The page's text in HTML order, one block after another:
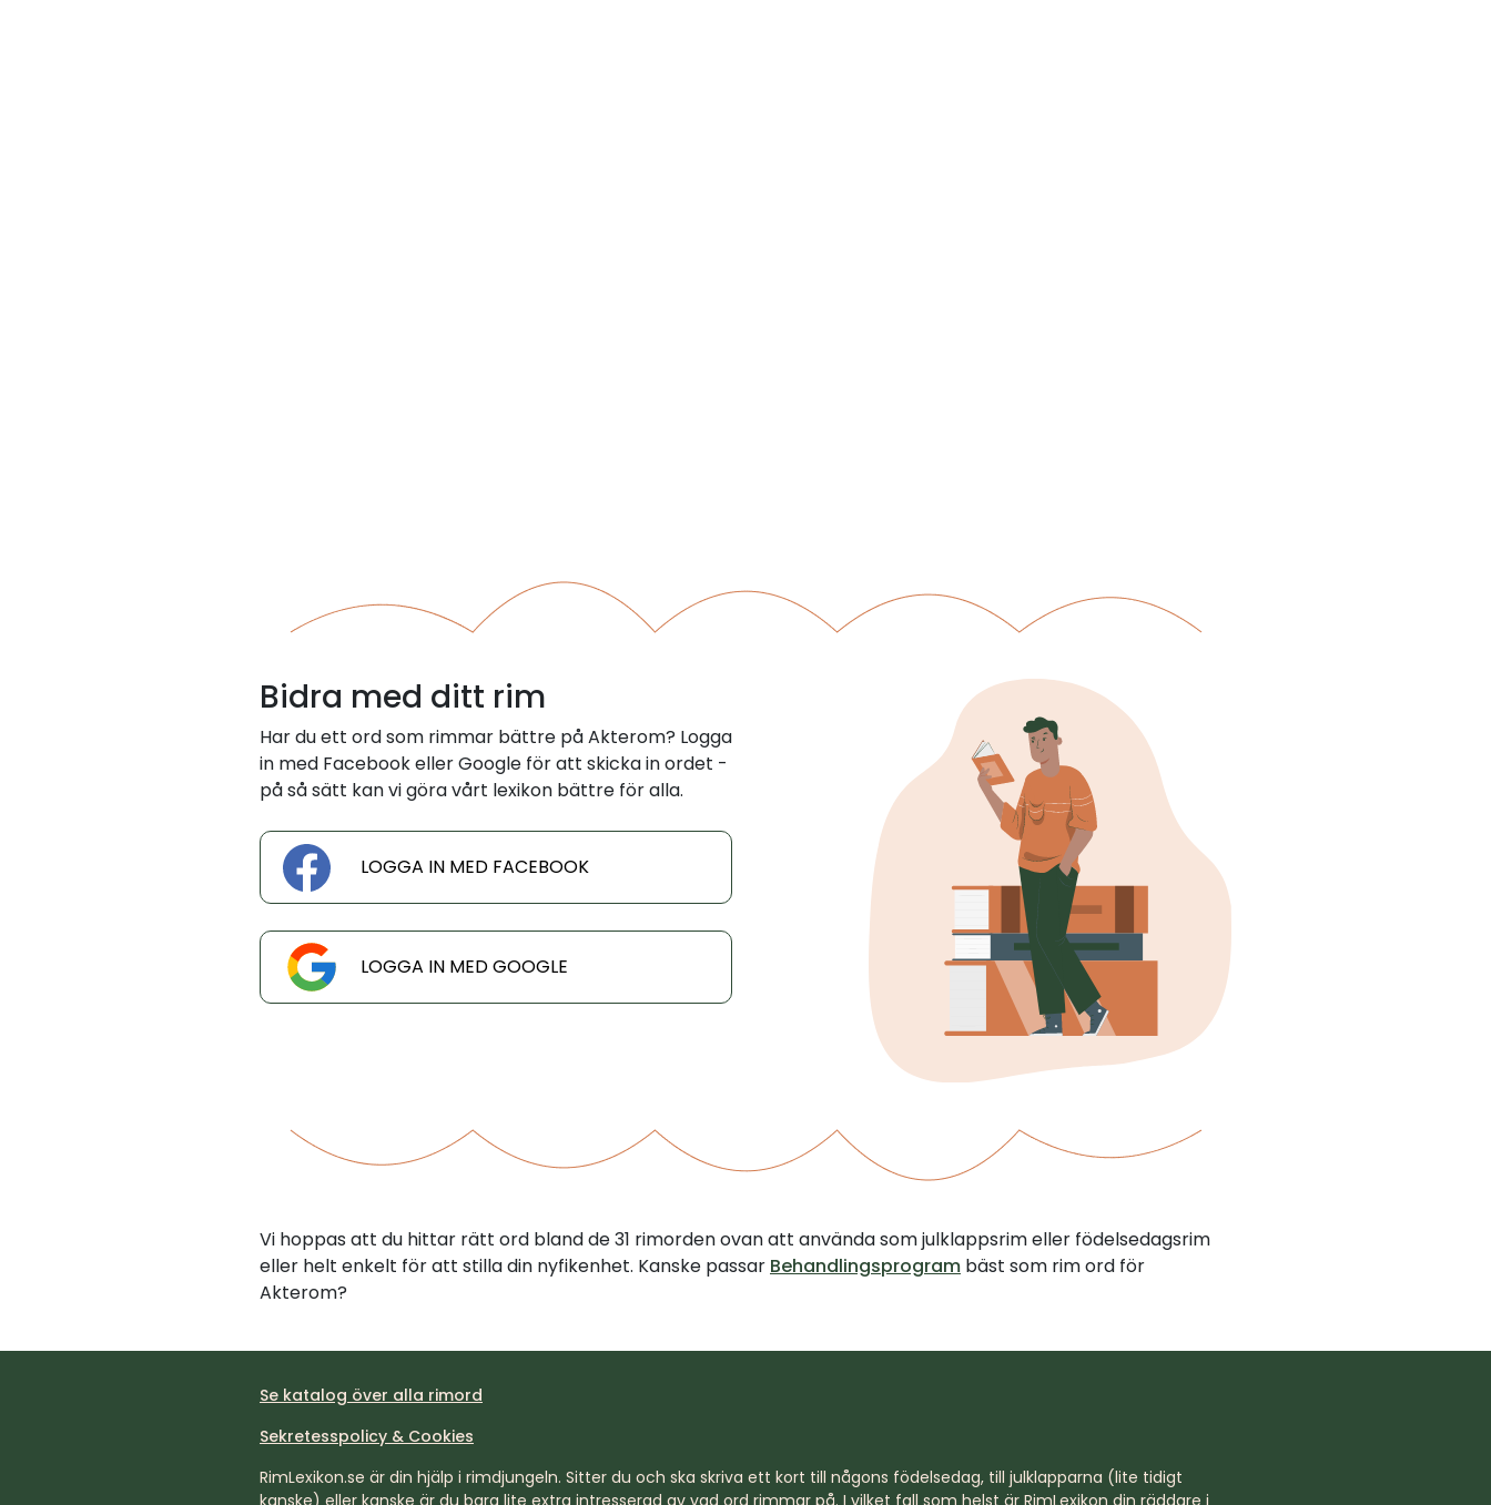
Bidra med ditt rim
Har du ett ord som rimmar bättre på Akterom? Logga
in med Facebook eller Google för att skicka in ordet -
på så sätt kan vi göra vårt lexikon bättre för alla.
LOGGA IN MED FACEBOOK
LOGGA IN MED GOOGLE
Vi hoppas att du hittar rätt ord bland de 31 rimorden ovan att använda som julklappsrim eller födelsedagsrim
eller helt enkelt för att stilla din nyfikenhet. Kanske passar Behandlingsprogram bäst som rim ord för
Akterom?
Se katalog över alla rimord
Sekretesspolicy & Cookies
RimLexikon.se är din hjälp i rimdjungeln. Sitter du och ska skriva ett kort till någons födelsedag, till julklapparna (lite tidigt
kanske) eller kanske är du bara lite extra intresserad av vad ord rimmar på. I vilket fall som helst är RimLexikon din räddare i